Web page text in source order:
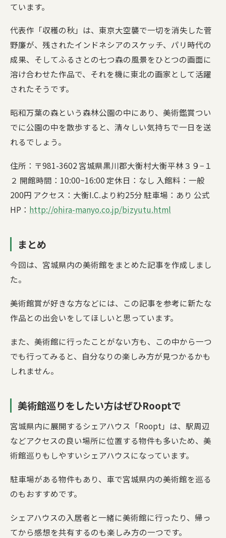
ています。
代表作「収穫の秋」は、東京大空襲で一切を消失した菅
野廉が、残されたインドネシアのスケッチ、パリ時代の
成果、そしてふるさとの七つ森の風景をひとつの画面に
溶け合わせた作品で、それを機に東北の画家として活躍
されたそうです。
昭和万葉の森という森林公園の中にあり、美術鑑賞つい
でに公園の中を散歩すると、清々しい気持ちで一日を送
れるでしょう。
住所：〒981-3602 宮城県黒川郡大衡村大衡平林３９−１
２ 開館時間：10:00~16:00 定休日：なし 入館料：一般
200円 アクセス：大衡I.C.より約25分 駐車場：あり 公式
HP： http://ohira-manyo.co.jp/bizyutu.html
まとめ
今回は、宮城県内の美術館をまとめた記事を作成しまし
た。
美術館賞が好きな方などには、この記事を参考に新たな
作品との出会いをしてほしいと思っています。
また、美術館に行ったことがない方も、この中から一つ
でも行ってみると、自分なりの楽しみ方が見つかるかも
しれません。
美術館巡りをしたい方はぜひRooptで
宮城県内に展開するシェアハウス「Roopt」は、駅周辺
などアクセスの良い場所に位置する物件も多いため、美
術館巡りもしやすいシェアハウスになっています。
駐車場がある物件もあり、車で宮城県内の美術館を巡る
のもおすすめです。
シェアハウスの入居者と一緒に美術館に行ったり、帰っ
てから感想を共有するのも楽しみ方の一つです。